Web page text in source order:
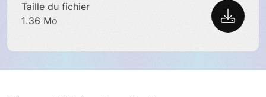
Taille du fichier
1.36 Mo